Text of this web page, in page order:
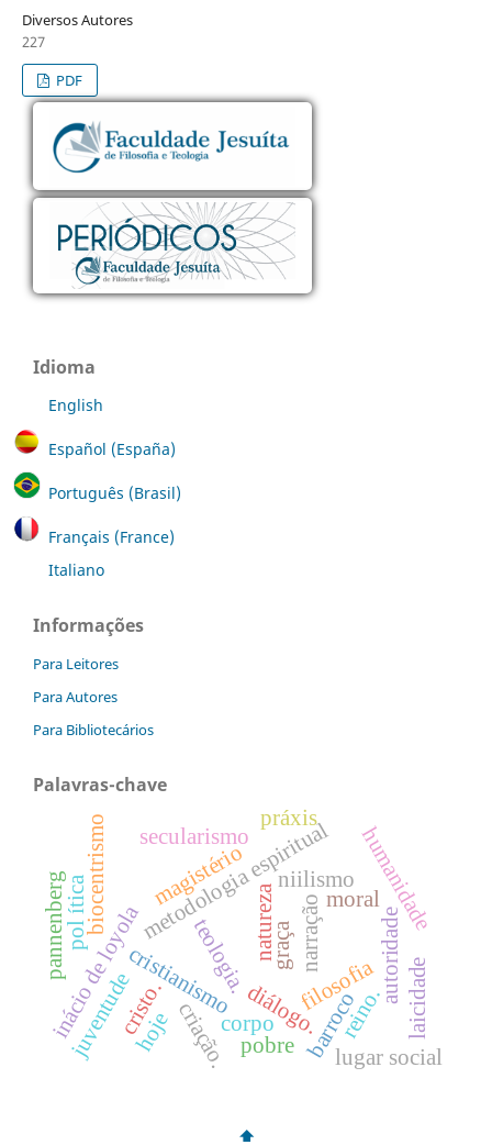
Diversos Autores
227
PDF
Idioma
English
Español (España)
Português (Brasil)
Français (France)
Italiano
Informações
Para Leitores
Para Autores
Para Bibliotecários
Palavras-chave
cristianismo graça
diálogo.
inácio de loyola narração
metodologia espiritual
barroco
natureza
filosofia
magistério
teologia.
niilismo
secularismo
biocentrismo
criação.
juventude
moral
autoridade
corpo
pol ítica humanidade
cristo.
lugar social
práxis
pobre
laicidade
pannenberg
hoje reino.
⬆